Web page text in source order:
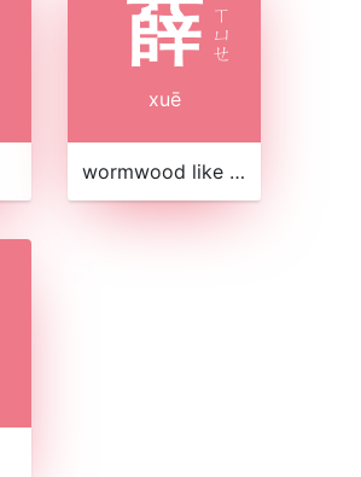
薛 ㄒ
ㄩ
ㄝ
xuē
wormwood like grass